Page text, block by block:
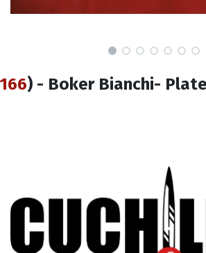
166) - Boker Bianchi-